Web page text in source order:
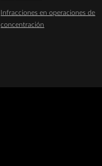
Infracciones en operaciones de
concentración